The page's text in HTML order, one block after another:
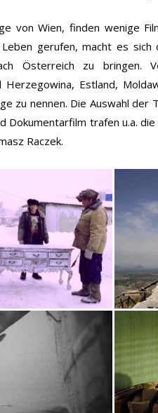
von Wien, finden wenige
gerufen, macht es
Österreich zu bringen.
Herzegowina, Estland,
zu nennen. Die Auswahl
Dokumentarfilm trafen u.a.
Raczek.